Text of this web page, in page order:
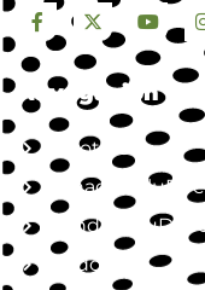
Navegación
Nosotros
Jornada
Mundo
Aliados